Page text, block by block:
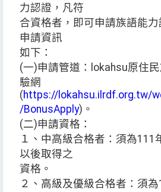
力認證，凡符
合資格者，即可申請族語能
申請資訊
如下：
(一)申請管道：lokahsu原住
驗網
(https://lokahsu.ilrdf.org.tw/
/BonusApply)。
(二)申請資格：
１、中高級合格者：須為111
以後取得之
資格。
２、高級及優級合格者：須